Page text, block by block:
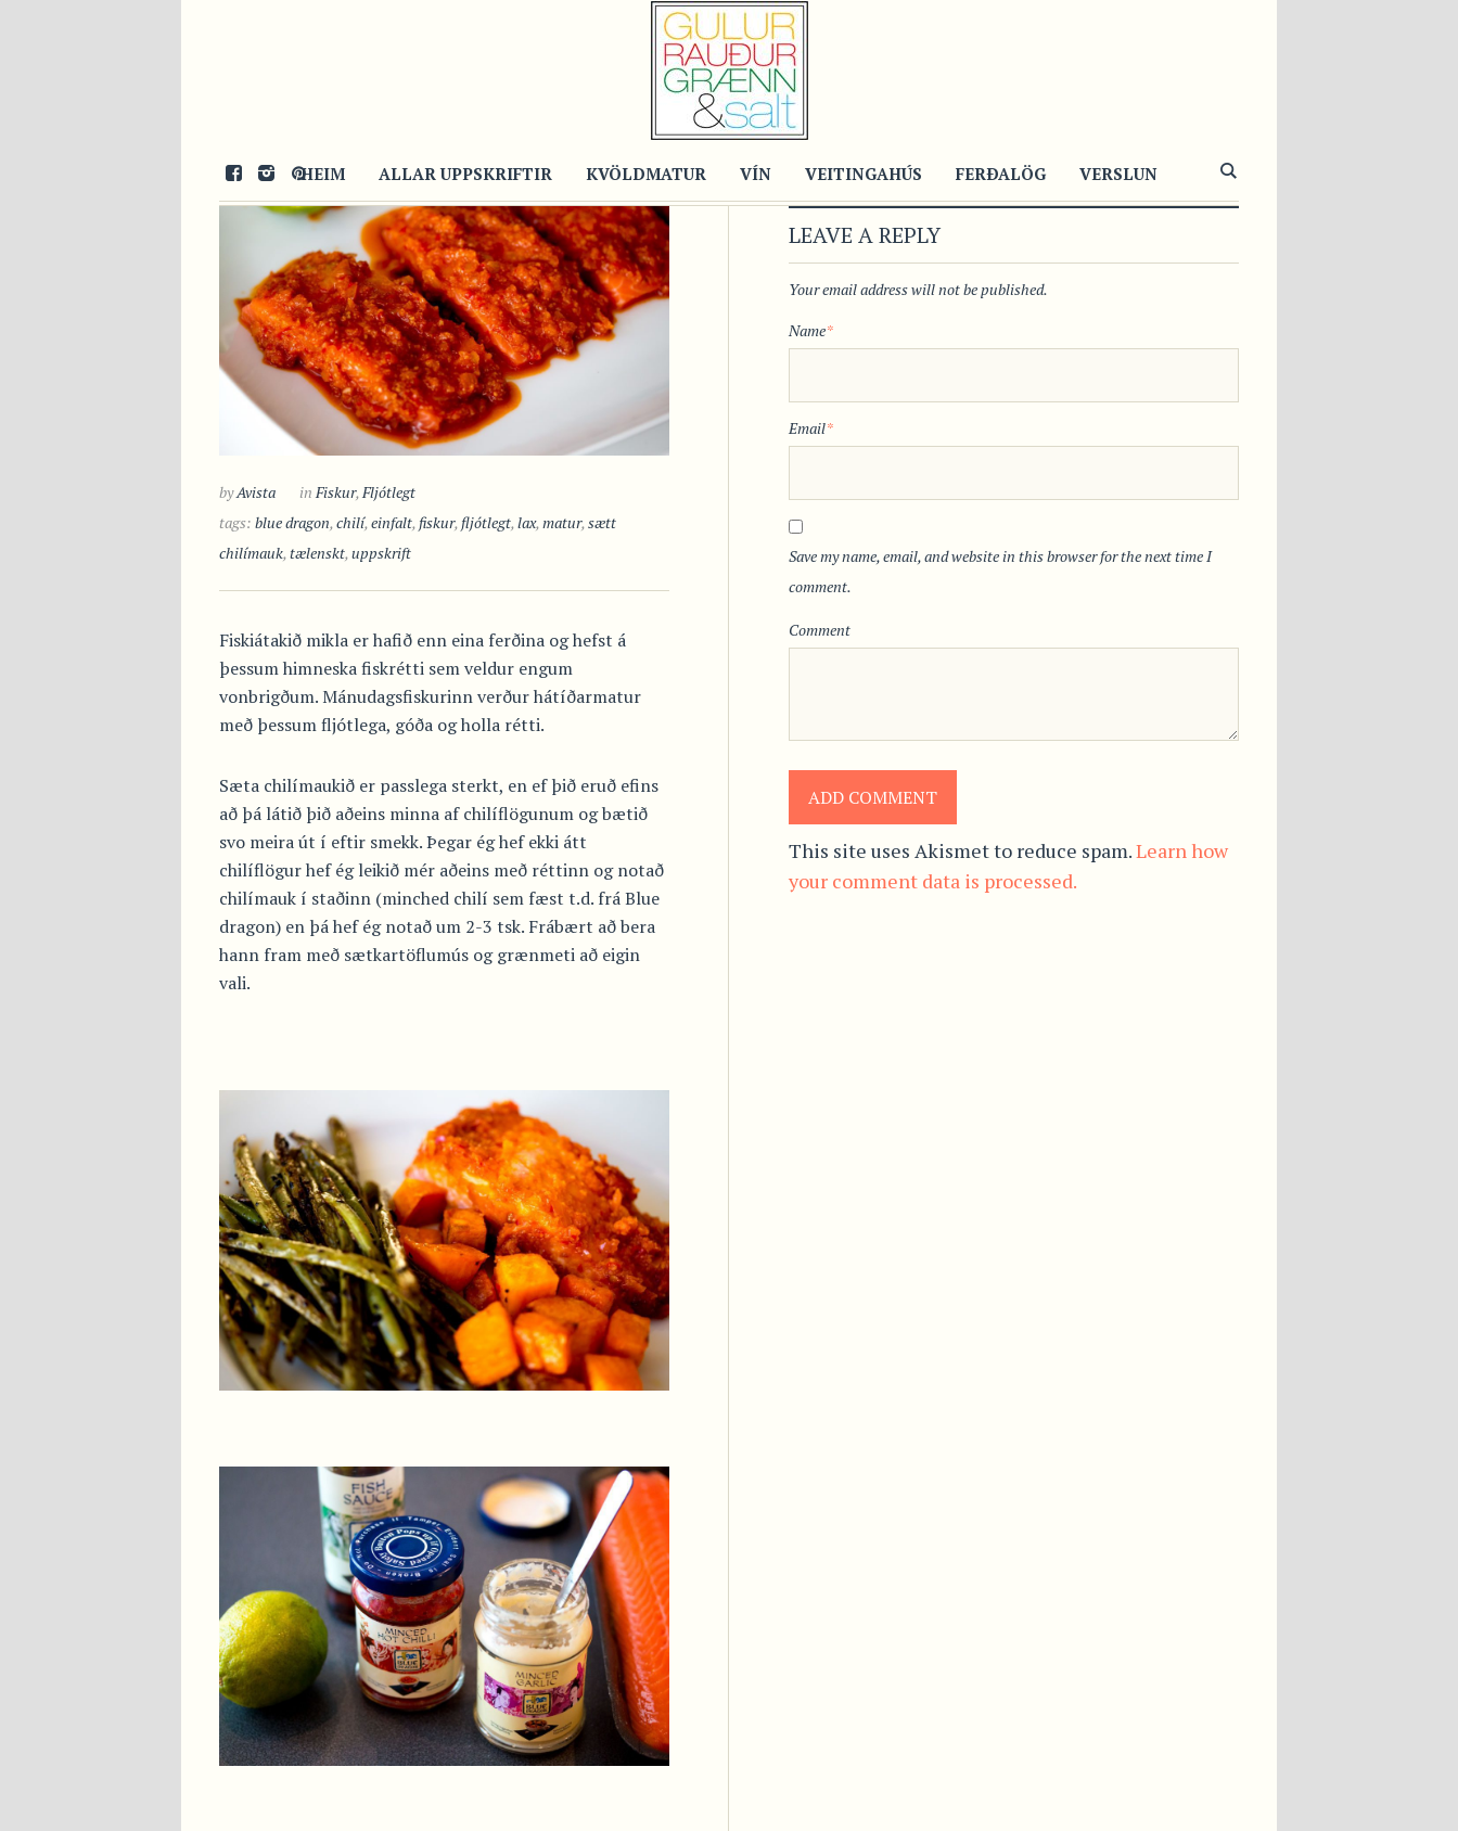
HEIM ALLAR UPPSKRIFTIR KVÖLDMATUR VÍN VEITINGAHÚS FERÐALÖG VERSLUN
byAvista in Fiskur, Fljótlegt
tags: blue dragon, chilí, einfalt, fiskur, fljótlegt, lax, matur, sætt
chilímauk, tælenskt, uppskrift
Fiskiátakið mikla er hafið enn eina ferðina og hefst á
þessum himneska fiskrétti sem veldur engum
vonbrigðum. Mánudagsfiskurinn verður hátíðarmatur
með þessum fljótlega, góða og holla rétti.
Sæta chilímaukið er passlega sterkt, en ef þið eruð efins
að þá látið þið aðeins minna af chilíflögunum og bætið
svo meira út í eftir smekk. Þegar ég hef ekki átt
chilíflögur hef ég leikið mér aðeins með réttinn og notað
chilímauk í staðinn (minched chilí sem fæst t.d. frá Blue
dragon) en þá hef ég notað um 2-3 tsk. Frábært að bera
hann fram með sætkartöflumús og grænmeti að eigin
vali.
LEAVE A REPLY
Your email address will not be published.
Name*
Email*
Save my name, email, and website in this browser for the next time I
comment.
Comment
This site uses Akismet to reduce spam.Learn how
your comment data is processed.